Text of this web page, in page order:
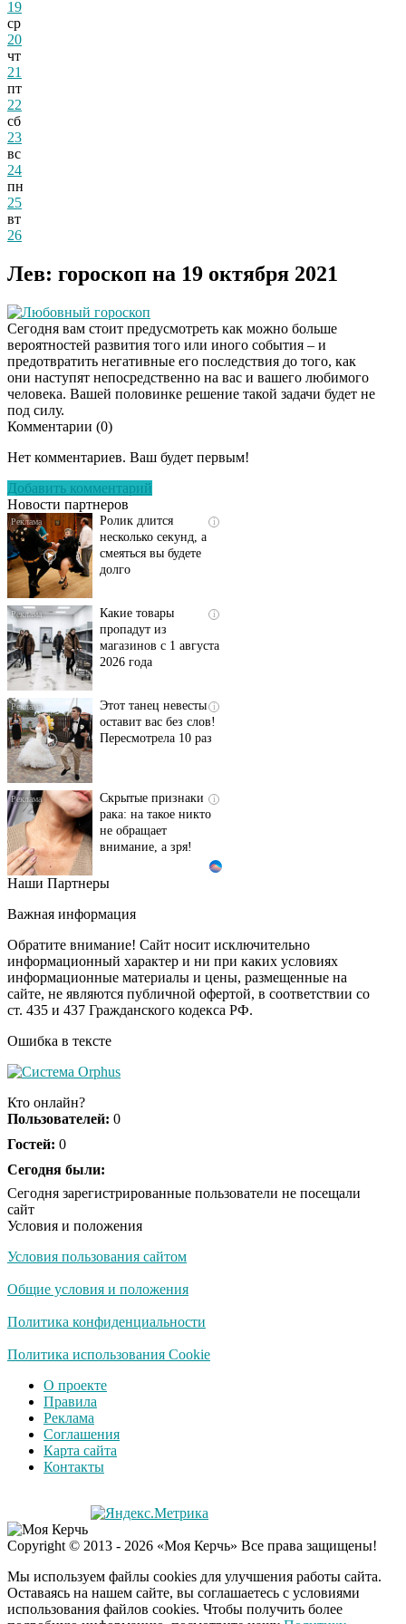
19
ср
20
чт
21
пт
22
сб
23
вс
24
пн
25
вт
26
Лев: гороскоп на 19 октября 2021
Любовный гороскоп
Сегодня вам стоит предусмотреть как можно больше
вероятностей развития того или иного события – и
предотвратить негативные его последствия до того, как
они наступят непосредственно на вас и вашего любимого
человека. Вашей половинке решение такой задачи будет не
под силу.
Комментарии (0)
Нет комментариев. Ваш будет первым!
Добавить комментарий
Новости партнеров
Скрытая камера на
люди вытворяют, когда
i
Ролик длится
несколько секунд, а
смеяться вы будете
долго
i
Какие товары
пропадут из
магазинов с 1 августа
2026 года
i
Этот танец невесты
оставит вас без слов!
Пересмотрела 10 раз
i
Скрытые признаки
рака: на такое никто
не обращает
внимание, а зря!
Ржу не переставая, это
не раз
i
Ролик длится пару
секунд, но вы будете в
шоке от увиденного
Ролик из Омска: вы
Королева вагона
оставит равнодушным
Наши Партнеры
Важная информация
Обратите внимание! Сайт носит исключительно
информационный характер и ни при каких условиях
информационные материалы и цены, размещенные на
сайте, не являются публичной офертой, в соответствии со
ст. 435 и 437 Гражданского кодекса РФ.
Ошибка в тексте
Кто онлайн?
Пользователей: 0
Гостей: 0
Сегодня были:
Сегодня зарегистрированные пользователи не посещали
сайт
Условия и положения
Условия пользования сайтом
Общие условия и положения
Политика конфиденциальности
Политика использования Cookie
О проекте
Правила
Реклама
Соглашения
Карта сайта
Контакты
Copyright © 2013 - 2026 «Моя Керчь» Все права защищены!
Мы используем файлы cookies для улучшения работы сайта.
Оставаясь на нашем сайте, вы соглашаетесь с условиями
использования файлов cookies. Чтобы получить более